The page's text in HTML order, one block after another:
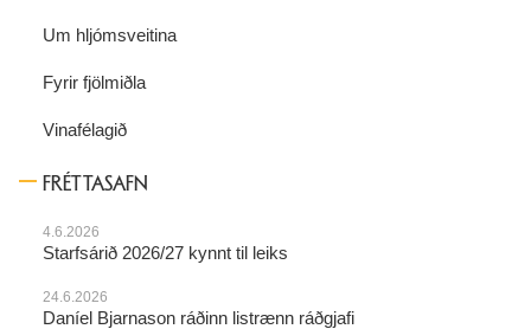
Um hljómsveitina
Fyrir fjölmiðla
Vinafélagið
FRÉTTASAFN
4.6.2026
Starfsárið 2026/27 kynnt til leiks
24.6.2026
Daníel Bjarnason ráðinn listrænn ráðgjafi